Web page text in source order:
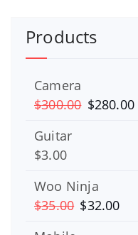
Products
Camera
$300.00 El
$300.00.
$280.00
Guitar
$3.00
Woo Ninja
$35.00 El
$32.00